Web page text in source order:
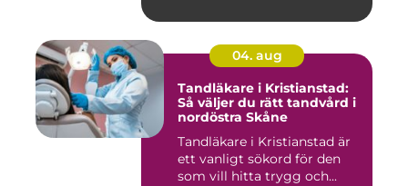
04. aug
Tandläkare i Kristianstad:
Så väljer du rätt tandvård i
nordöstra Skåne
Tandläkare i Kristianstad är
ett vanligt sökord för den
som vill hitta trygg och...